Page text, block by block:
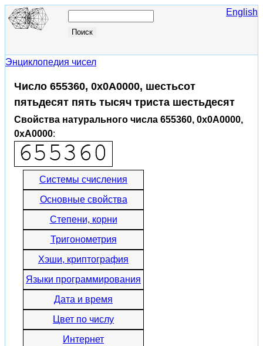
English
Энциклопедия чисел
Число 655360, 0x0A0000, шестьсот
пятьдесят пять тысяч триста шестьдесят
Свойства натурального числа 655360, 0x0A0000,
0xA0000:
Системы счисления
Основные свойства
Степени, корни
Тригонометрия
Хэши, криптография
Языки программирования
Дата и время
Цвет по числу
Интернет